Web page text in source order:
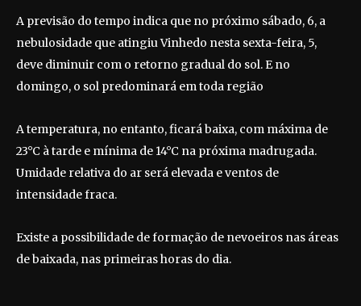
A previsão do tempo indica que no próximo sábado, 6, a
nebulosidade que atingiu Vinhedo nesta sexta-feira, 5,
deve diminuir com o retorno gradual do sol. E no
domingo, o sol predominará em toda região
A temperatura, no entanto, ficará baixa, com máxima de
23°C à tarde e mínima de 14°C na próxima madrugada.
Umidade relativa do ar será elevada e ventos de
intensidade fraca.
Existe a possibilidade de formação de nevoeiros nas áreas
de baixada, nas primeiras horas do dia.